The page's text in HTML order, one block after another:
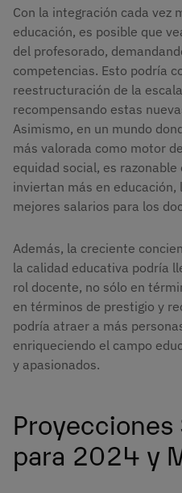
Con la integración cada vez
educación, es posible que
del profesorado,
competencias. Esto podría
reestructuración de la
recompensando estas
Asimismo, en un mundo
más valorada como motor
equidad social, es
inviertan más en
mejores salarios para los
Además, la creciente
la calidad educativa podría
rol docente, no sólo en
en términos de prestigio y
podría atraer a más
enriqueciendo el campo
y apasionados.
Proyecciones
para 2024 y